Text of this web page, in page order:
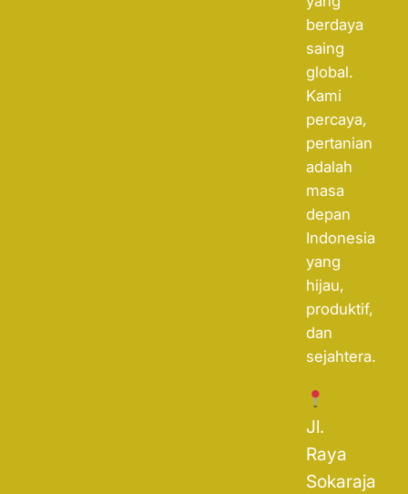
berdaya
saing
global.
Kami
percaya,
pertanian
adalah
masa
depan
Indonesia
yang
hijau,
produktif,
dan
sejahtera.
Jl.
Raya
Sokaraja